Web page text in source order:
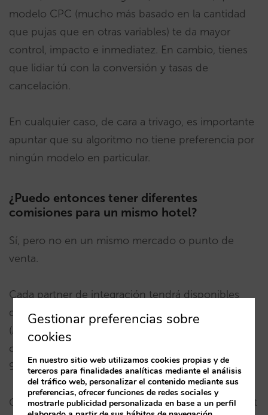
modelo CPC (mucho más basado en la cantidad
que pujas que en otras variables) te da mayor
control, impacto e inmediatez. En cambio, tienes
que lidiar tú con la conversión y tasas de
cancelación.
En cualquier caso, de cara a trivago, es importante
apuntar que su algoritmo no tiene preferencia por
ningún modelo en particular.
¿Puedo entonces tener diferentes
comisiones para un mismo hotel?
Sí, pero no en un mismo mercado o punto de
venta.
Cada partner de integración tendrá disponibles
dos comisiones (o
buckets
) por punto de venta
(Point of Sale
comisiones. Por ejemplo 7% y 9% para España y
9% y 12% para UK.
Como hotelero podrás escoger estar en un bucket
Gestionar preferencias sobre
cookies
En nuestro sitio web utilizamos cookies propias y de
terceros para finalidades analíticas mediante el análisis
del tráfico web, personalizar el contenido mediante sus
preferencias, ofrecer funciones de redes sociales y
mostrarle publicidad personalizada en base a un perfil